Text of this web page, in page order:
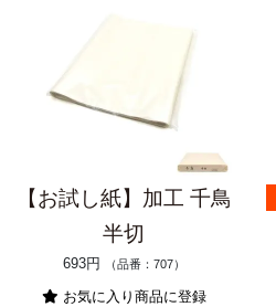
【お試し紙】加工 千鳥
半切
693円 （品番：707）
お気に入り商品に登録